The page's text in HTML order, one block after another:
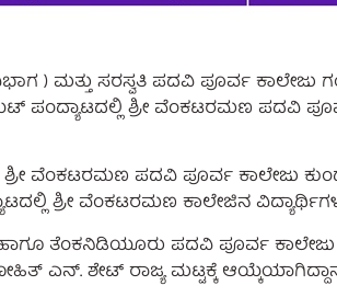
) ಮತ್ತು ಸರಸ್ವತಿ ಪದವಿ ಪೂರ್ವ
ಶ್ರೀ ವೆಂಕಟರಮಣ ಪದವಿ
ವೆಂಕಟರಮಣ ಪದವಿ ಪೂರ್ವ ಕಾಲೇಜು
ಶ್ರೀ ವೆಂಕಟರಮಣ ಕಾಲೇಜಿನ
ತೆಂಕನಿಡಿಯೂರು ಪದವಿ ಪೂರ್ವ
ಎನ್. ಶೇಟ್ ರಾಜ್ಯ ಮಟ್ಟಕ್ಕೆ